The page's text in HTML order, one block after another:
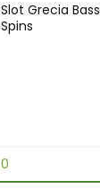
Slot Grecia
Spins
0